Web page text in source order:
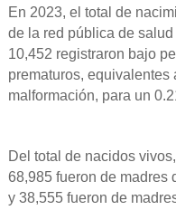
En 2023, el total de
de la red pública de
10,452 registraron bajo
prematuros, equivalentes
malformación, para un
Del total de nacidos
68,985 fueron de madres
y 38,555 fueron de